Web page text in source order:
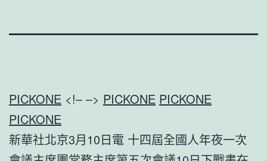
PICKONE <!– –> PICKONE PICKONE
PICKONE
新華社北京3月10日電 十四屆全國人年夜一次